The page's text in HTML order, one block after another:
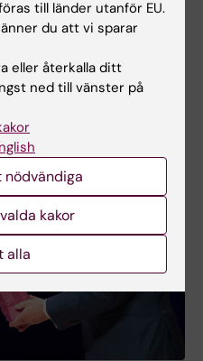
på
Foto: Ulf Sirborn
till länder utanför EU.
du att vi sparar
eller återkalla ditt
ned till vänster på
kakor
alla